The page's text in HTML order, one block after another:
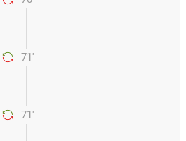
71'
71'